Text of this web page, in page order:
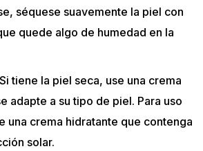
séquese suavemente la piel con
quede algo de humedad en la
Si tiene la piel seca, use una crema
adapte a su tipo de piel. Para uso
una crema hidratante que contenga
solar.